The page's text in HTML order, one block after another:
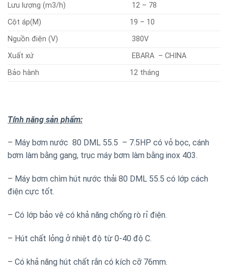
Lưu lượng (m3/h)
12 – 78
Cột áp(M)
19 – 10
Nguồn điện (V)
380V
Xuất xứ
EBARA – CHINA
Bảo hành
12 tháng
Tính năng sản phẩm:
– Máy bơm nước 80 DML 55.5 – 7.5HP có vỏ bọc, cánh
bơm làm bằng gang, trục máy bơm làm bằng inox 403.
– Máy bơm chìm hút nước thải 80 DML 55.5 có lớp cách
điện cực tốt.
– Có lớp bảo vệ có khả năng chống rò rỉ điện.
– Hút chất lỏng ở nhiệt độ từ 0-40 độ C.
– Có khả năng hút chất rắn có kích cỡ 76mm.